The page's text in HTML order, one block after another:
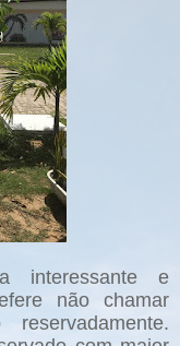
interessante e
não chamar